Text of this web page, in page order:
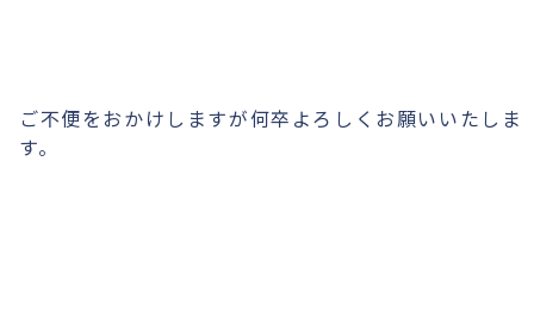
ご不便をおかけしますが何卒よろしくお願いいたしま
す。